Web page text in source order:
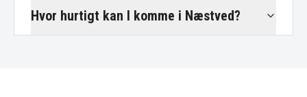
Hvor hurtigt kan I komme i Næstved?